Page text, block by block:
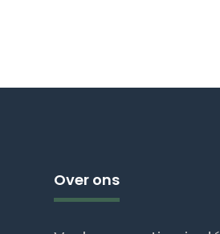
Over ons